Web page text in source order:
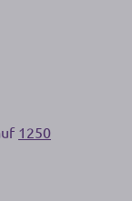
1250